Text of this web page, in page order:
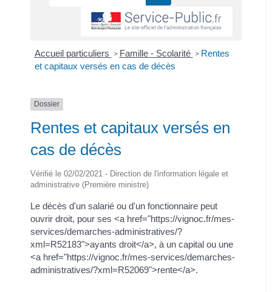
Accueil particuliers > Famille - Scolarité > Rentes
et capitaux versés en cas de décès
Dossier
Rentes et capitaux versés en
cas de décès
Vérifié le 02/02/2021 - Direction de l'information légale et
administrative (Première ministre)
Le décès d'un salarié ou d'un fonctionnaire peut
ouvrir droit, pour ses <a href="https://vignoc.fr/mes-
services/demarches-administratives/?
xml=R52183">ayants droit</a>, à un capital ou une
<a href="https://vignoc.fr/mes-services/demarches-
administratives/?xml=R52069">rente</a>.